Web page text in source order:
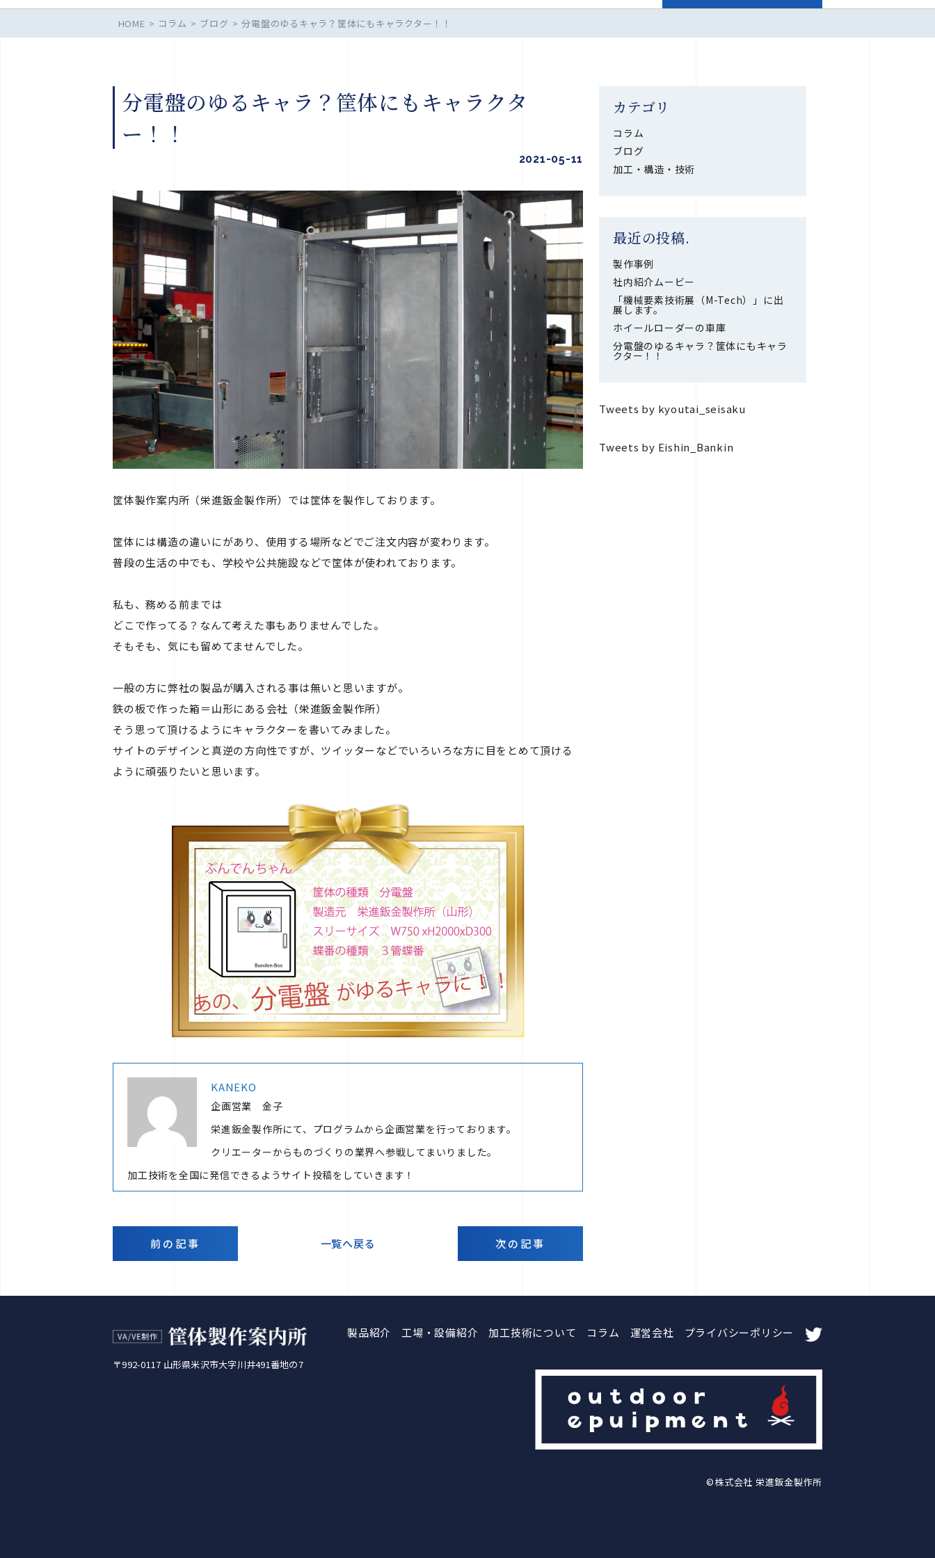
HOME コラム ブログ 分電盤のゆるキャラ？筐体にもキャラクター！！
分電盤のゆるキャラ？筐体にもキャラクタ
ー！！
2021-05-11
筐体製作案内所（栄進鈑金製作所）では筐体を製作しております。
筐体には構造の違いにがあり、使用する場所などでご注文内容が変わります。
普段の生活の中でも、学校や公共施設などで筐体が使われております。
私も、務める前までは
どこで作ってる？なんて考えた事もありませんでした。
そもそも、気にも留めてませんでした。
一般の方に弊社の製品が購入される事は無いと思いますが。
鉄の板で作った箱＝山形にある会社（栄進鈑金製作所）
そう思って頂けるようにキャラクターを書いてみました。
サイトのデザインと真逆の方向性ですが、ツイッターなどでいろいろな方に目をとめて頂ける
ように頑張りたいと思います。
KANEKO
企画営業 金子
栄進鈑金製作所にて、プログラムから企画営業を行っております。
クリエーターからものづくりの業界へ参戦してまいりました。
加工技術を全国に発信できるようサイト投稿をしていきます！
前の記事 一覧へ戻る 次の記事
カテゴリ
コラム
ブログ
加工・構造・技術
最近の投稿.
製作事例
社内紹介ムービー
「機械要素技術展（M-Tech）」に出
展します。
ホイールローダーの車庫
分電盤のゆるキャラ？筐体にもキャラ
クター！！
Tweets by kyoutai_seisaku
Tweets by Eishin_Bankin
〒992-0117 山形県米沢市大字川井491番地の7
製品紹介 工場・設備紹介 加工技術について コラム 運営会社 プライバシーポリシー
©株式会社 栄進鈑金製作所